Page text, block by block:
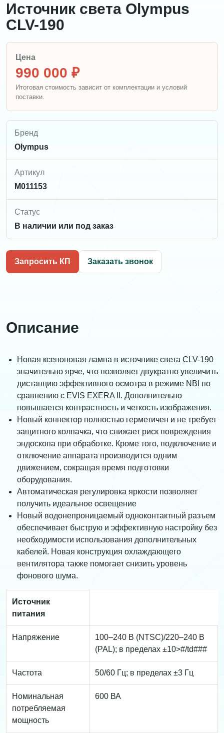
Источник света Olympus
CLV-190
Цена
990 000 ₽
Итоговая стоимость зависит от комплектации и условий
поставки.
Бренд
Olympus
Артикул
M011153
Статус
В наличии или под заказ
Запросить КП Заказать звонок
Описание
Новая ксеноновая лампа в источнике света CLV-190
значительно ярче, что позволяет двукратно увеличить
дистанцию эффективного осмотра в режиме NBI по
сравнению с EVIS EXERA II. Дополнительно
повышается контрастность и четкость изображения.
Новый коннектор полностью герметичен и не требует
защитного колпачка, что снижает риск повреждения
эндоскопа при обработке. Кроме того, подключение и
отключение аппарата производится одним
движением, сокращая время подготовки
оборудования.
Автоматическая регулировка яркости позволяет
получить идеальное освещение
Новый водонепроницаемый одноконтактный разъем
обеспечивает быструю и эффективную настройку без
необходимости использования дополнительных
кабелей. Новая конструкция охлаждающего
вентилятора также помогает снизить уровень
фонового шума.
Источник
питания
Напряжение
100–240 В (NTSC)/220–240 В
(PAL); в пределах ±10>#/td###
Частота 50/60 Гц; в пределах ±3 Гц
Номинальная
потребляемая
мощность
600 ВА